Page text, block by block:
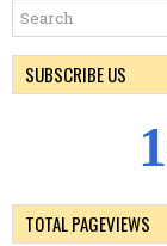
SUBSCRIBE US
1
TOTAL PAGEVIEWS